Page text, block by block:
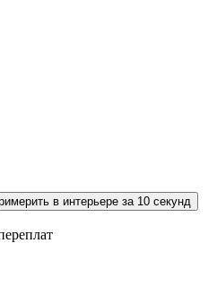
в интерьере за 10 секунд